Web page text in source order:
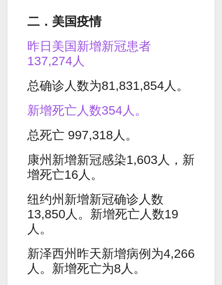
二．美国疫情
昨日美国新增新冠患者
137,274人
总确诊人数为81,831,854人。
新增死亡人数354人。
总死亡 997,318人。
康州新增新冠感染1,603人，新
增死亡16人。
纽约州新增新冠确诊人数
13,850人。新增死亡人数19
人。
新泽西州昨天新增病例为4,266
人。新增死亡为8人。